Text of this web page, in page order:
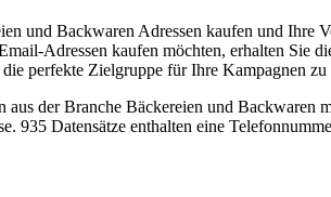
und Backwaren Adressen kaufen und
Adressen kaufen möchten, erhalten Sie
perfekte Zielgruppe für Ihre Kampagnen zu
aus der Branche Bäckereien und Backwaren
935 Datensätze enthalten eine